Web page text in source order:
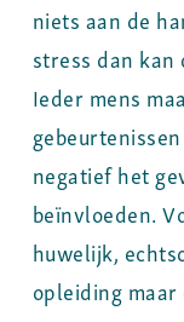
niets aan de
stress dan
Ieder mens
negatief het
beïnvloeden.
huwelijk,
opleiding